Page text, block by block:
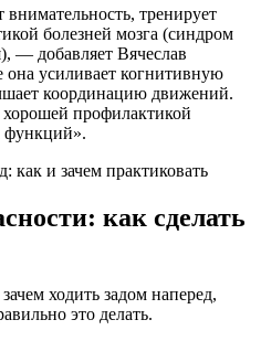
внимательность, тренирует
болезней мозга (синдром
— добавляет Вячеслав
усиливает когнитивную
координацию движений.
хорошей профилактикой
функций».
как сделать
ходить задом наперед,
это делать.